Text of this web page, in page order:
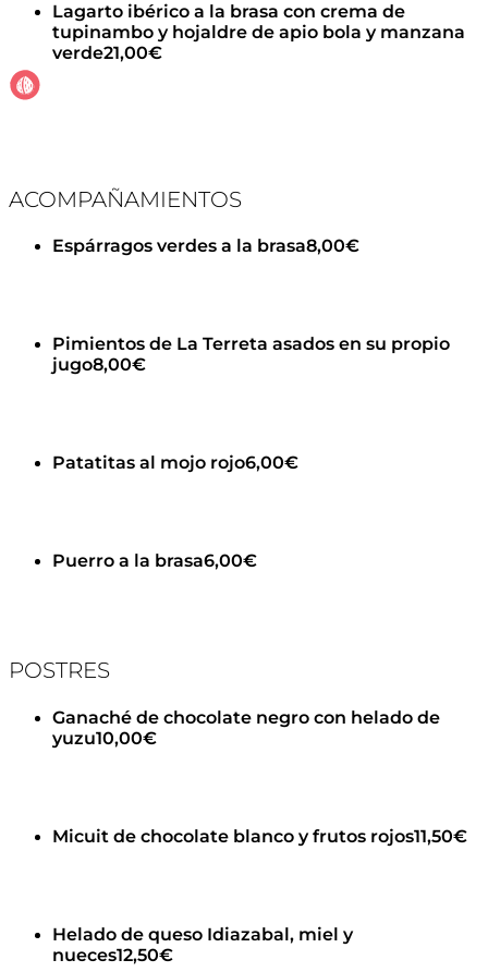
Lagarto ibérico a la brasa con crema de
tupinambo y hojaldre de apio bola y manzana
verde21,00€
ACOMPAÑAMIENTOS
Espárragos verdes a la brasa8,00€
Pimientos de La Terreta asados en su propio
jugo8,00€
Patatitas al mojo rojo6,00€
Puerro a la brasa6,00€
POSTRES
Ganaché de chocolate negro con helado de
yuzu10,00€
Micuit de chocolate blanco y frutos rojos11,50€
Helado de queso Idiazabal, miel y
nueces12,50€